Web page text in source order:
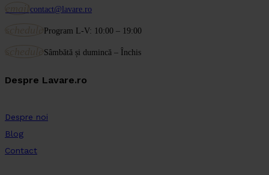
contact@lavare.ro
Program L-V: 10:00 – 19:00
Sâmbătă și dumincă – Închis
Despre Lavare.ro
Despre noi
Blog
Contact